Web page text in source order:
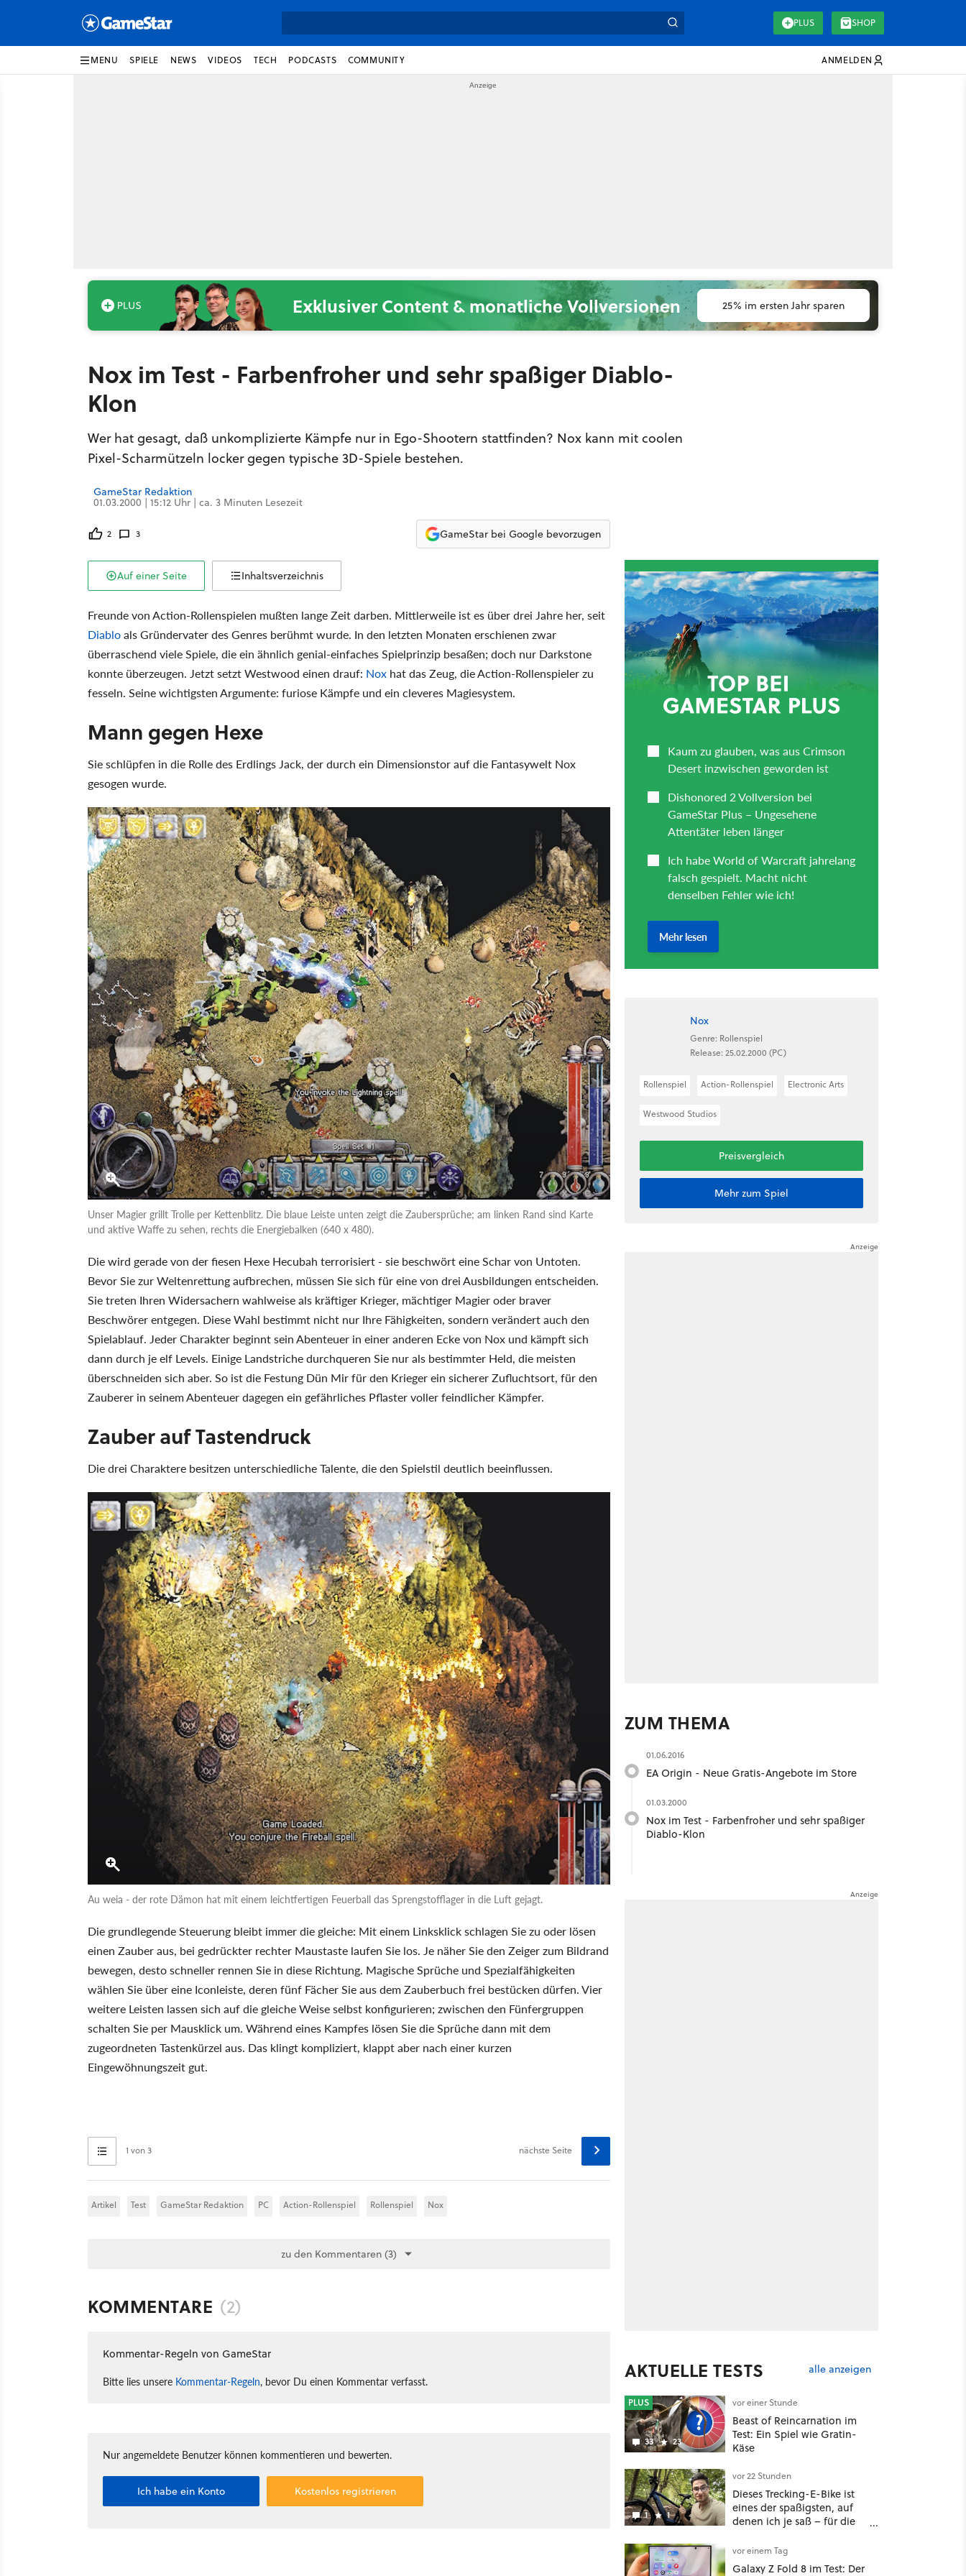
PLUS SHOP
MENU SPIELE NEWS VIDEOS TECH PODCASTS COMMUNITY ANMELDEN
Exklusiver Content & monatliche Vollversionen 25% im ersten Jahr sparen
Nox im Test - Farbenfroher und sehr spaßiger Diablo-
Klon
Wer hat gesagt, daß unkomplizierte Kämpfe nur in Ego-Shootern stattfinden? Nox kann mit coolen
Pixel-Scharmützeln locker gegen typische 3D-Spiele bestehen.
GameStar Redaktion
01.03.2000 | 15:12 Uhr | ca. 3 Minuten Lesezeit
2 3 GameStar bei Google bevorzugen
Auf einer Seite Inhaltsverzeichnis
Freunde von Action-Rollenspielen mußten lange Zeit darben. Mittlerweile ist es über drei Jahre her, seit
Diabloals Gründervater des Genres berühmt wurde. In den letzten Monaten erschienen zwar
überraschend viele Spiele, die ein ähnlich genial-einfaches Spielprinzip besaßen; doch nur Darkstone
konnte überzeugen. Jetzt setzt Westwood einen drauf: Nox hat das Zeug, die Action-Rollenspieler zu
fesseln. Seine wichtigsten Argumente: furiose Kämpfe und ein cleveres Magiesystem.
Mann gegen Hexe
Sie schlüpfen in die Rolle des Erdlings Jack, der durch ein Dimensionstor auf die Fantasywelt Nox
gesogen wurde.
Unser Magier grillt Trolle per Kettenblitz. Die blaue Leiste unten zeigt die Zaubersprüche; am linken Rand sind Karte
und aktive Waffe zu sehen, rechts die Energiebalken (640 x 480).
Die wird gerade von der fiesen Hexe Hecubah terrorisiert - sie beschwört eine Schar von Untoten.
Bevor Sie zur Weltenrettung aufbrechen, müssen Sie sich für eine von drei Ausbildungen entscheiden.
Sie treten Ihren Widersachern wahlweise als kräftiger Krieger, mächtiger Magier oder braver
Beschwörer entgegen. Diese Wahl bestimmt nicht nur Ihre Fähigkeiten, sondern verändert auch den
Spielablauf. Jeder Charakter beginnt sein Abenteuer in einer anderen Ecke von Nox und kämpft sich
dann durch je elf Levels. Einige Landstriche durchqueren Sie nur als bestimmter Held, die meisten
überschneiden sich aber. So ist die Festung Dün Mir für den Krieger ein sicherer Zufluchtsort, für den
Zauberer in seinem Abenteuer dagegen ein gefährliches Pflaster voller feindlicher Kämpfer.
Zauber auf Tastendruck
Die drei Charaktere besitzen unterschiedliche Talente, die den Spielstil deutlich beeinflussen.
Au weia - der rote Dämon hat mit einem leichtfertigen Feuerball das Sprengstofflager in die Luft gejagt.
Die grundlegende Steuerung bleibt immer die gleiche: Mit einem Linksklick schlagen Sie zu oder lösen
einen Zauber aus, bei gedrückter rechter Maustaste laufen Sie los. Je näher Sie den Zeiger zum Bildrand
bewegen, desto schneller rennen Sie in diese Richtung. Magische Sprüche und Spezialfähigkeiten
wählen Sie über eine Iconleiste, deren fünf Fächer Sie aus dem Zauberbuch frei bestücken dürfen. Vier
weitere Leisten lassen sich auf die gleiche Weise selbst konfigurieren; zwischen den Fünfergruppen
schalten Sie per Mausklick um. Während eines Kampfes lösen Sie die Sprüche dann mit dem
zugeordneten Tastenkürzel aus. Das klingt kompliziert, klappt aber nach einer kurzen
Eingewöhnungszeit gut.
1 von 3 nächste Seite
Artikel Test GameStar Redaktion PC Action-Rollenspiel Rollenspiel Nox
zu den Kommentaren (3)
KOMMENTARE (2)
Kommentar-Regeln von GameStar
Bitte lies unsere Kommentar-Regeln, bevor Du einen Kommentar verfasst.
Nur angemeldete Benutzer können kommentieren und bewerten.
Ich habe ein Konto Kostenlos registrieren
Nox
Genre: Rollenspiel
Release: 25.02.2000 (PC)
Rollenspiel Action-Rollenspiel Electronic Arts
Westwood Studios
Preisvergleich
Mehr zum Spiel
ZUM THEMA
01.06.2016
EA Origin - Neue Gratis-Angebote im Store
01.03.2000
Nox im Test - Farbenfroher und sehr spaßiger
Diablo-Klon
AKTUELLE TESTS alle anzeigen
33 23
PLUS vor einer Stunde
Beast of Reincarnation im
Test: Ein Spiel wie Gratin-
Käse
1 1
vor 22 Stunden
Dieses Trecking-E-Bike ist
eines der spaßigsten, auf
denen ich je saß – für die
vor einem Tag
Galaxy Z Fold 8 im Test: Der